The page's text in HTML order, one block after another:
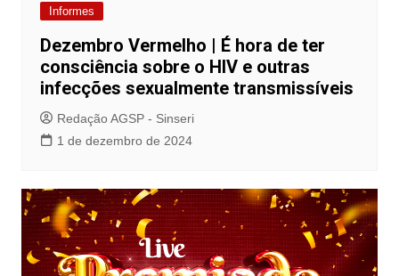
Informes
Dezembro Vermelho | É hora de ter
consciência sobre o HIV e outras
infecções sexualmente transmissíveis
Redação AGSP - Sinseri
1 de dezembro de 2024